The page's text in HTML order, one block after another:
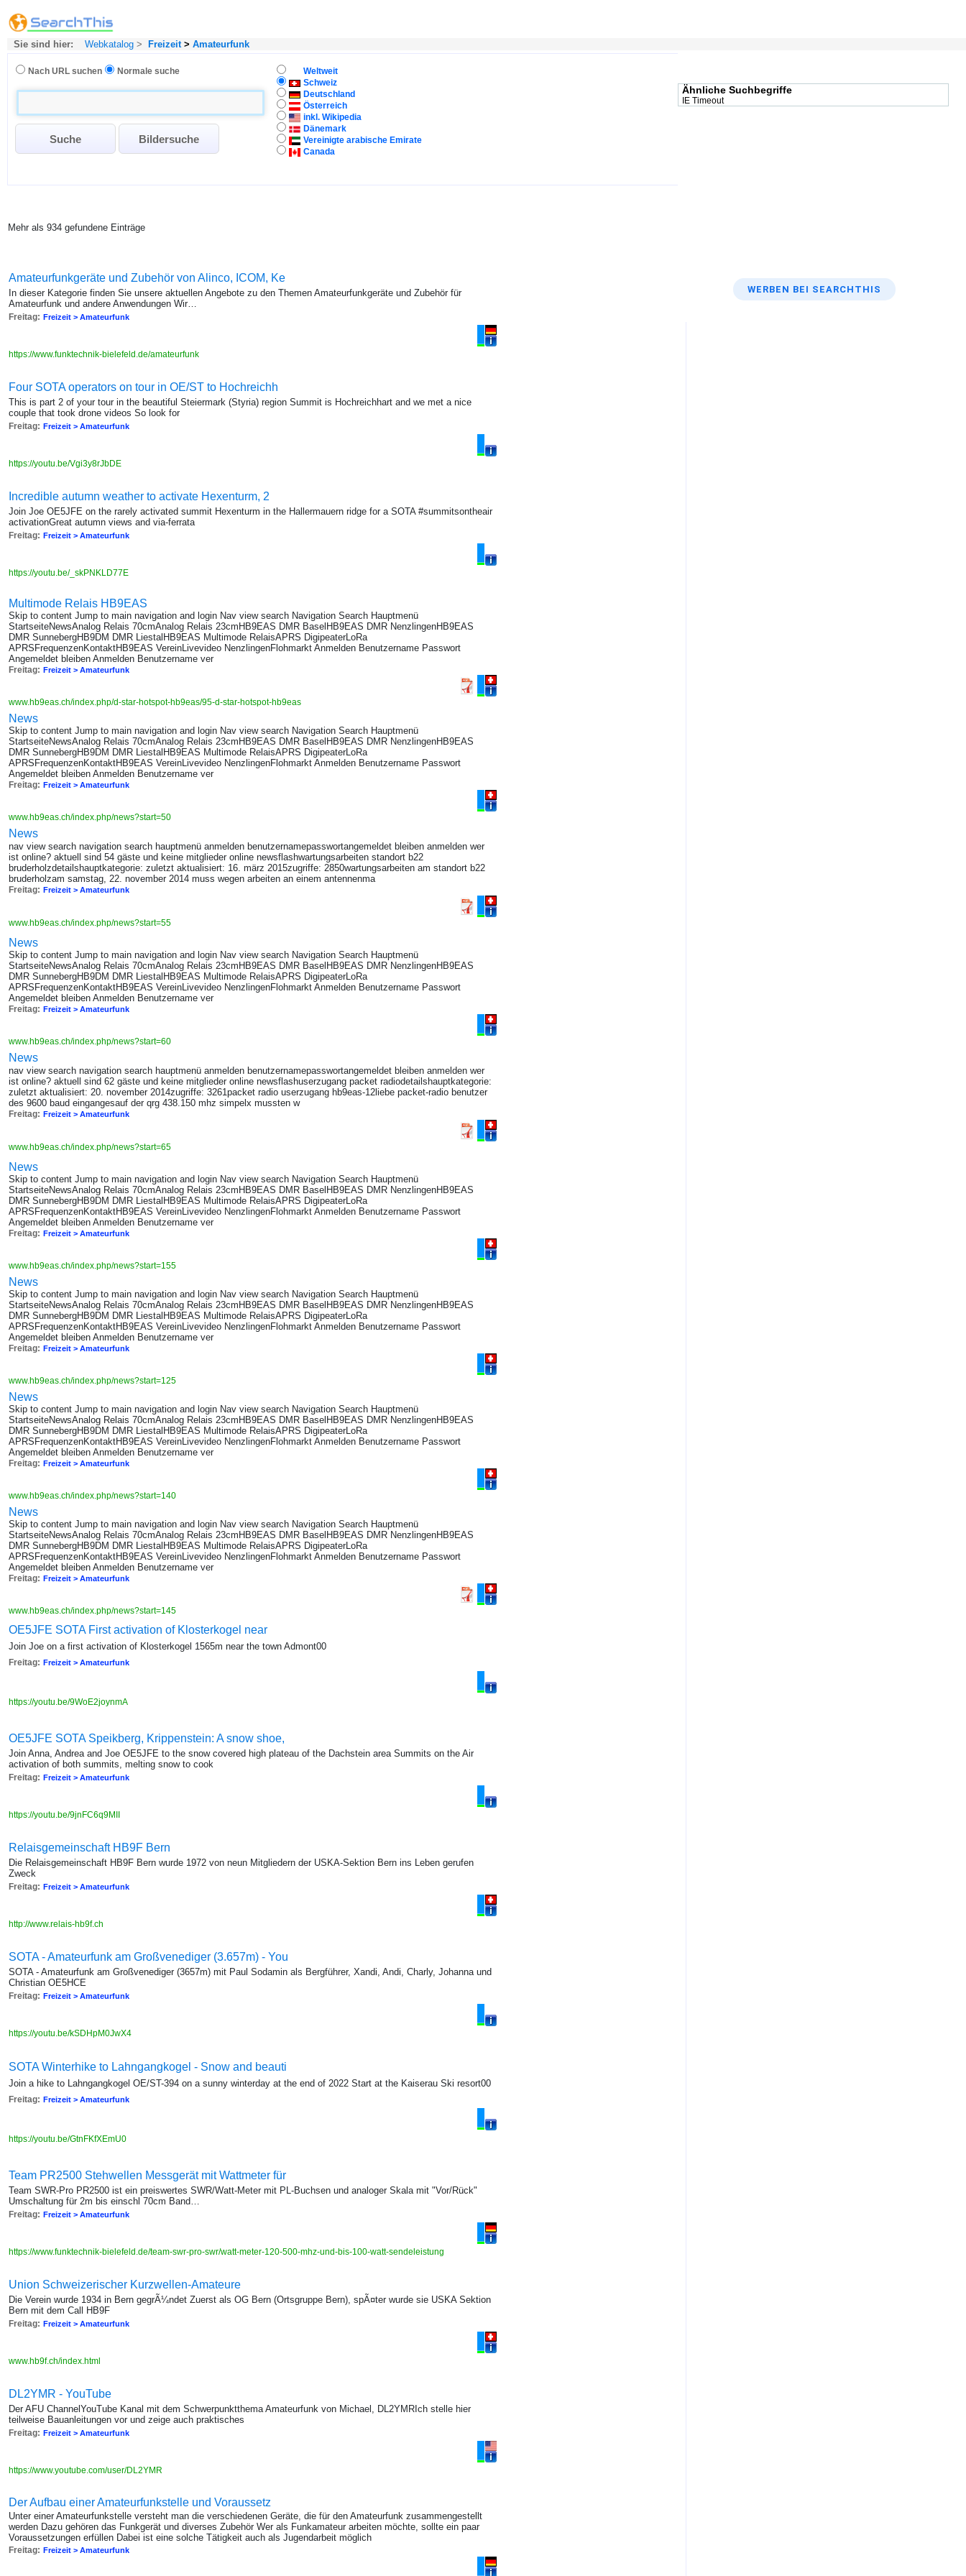
Sie sind hier: Webkatalog > Freizeit> Amateurfunk
Nach URL suchen Normale suche
Weltweit
Schweiz
Deutschland
Österreich
inkl. Wikipedia
Dänemark
Vereinigte arabische Emirate
Canada
Mehr als 934 gefundene Einträge
Amateurfunkgeräte und Zubehör von Alinco, ICOM, Ke
In dieser Kategorie finden Sie unsere aktuellen Angebote zu den Themen Amateurfunkgeräte und Zubehör für
Amateurfunk und andere Anwendungen Wir…
Freitag: Freizeit > Amateurfunk
https://www.funktechnik-bielefeld.de/amateurfunk
Four SOTA operators on tour in OE/ST to Hochreichh
This is part 2 of your tour in the beautiful Steiermark (Styria) region Summit is Hochreichhart and we met a nice
couple that took drone videos So look for
Freitag: Freizeit > Amateurfunk
https://youtu.be/Vgi3y8rJbDE
Incredible autumn weather to activate Hexenturm, 2
Join Joe OE5JFE on the rarely activated summit Hexenturm in the Hallermauern ridge for a SOTA #summitsontheair
activationGreat autumn views and via-ferrata
Freitag: Freizeit > Amateurfunk
https://youtu.be/_skPNKLD77E
Multimode Relais HB9EAS
Skip to content Jump to main navigation and login Nav view search Navigation Search Hauptmenü
StartseiteNewsAnalog Relais 70cmAnalog Relais 23cmHB9EAS DMR BaselHB9EAS DMR NenzlingenHB9EAS
DMR SunnebergHB9DM DMR LiestalHB9EAS Multimode RelaisAPRS DigipeaterLoRa
APRSFrequenzenKontaktHB9EAS VereinLivevideo NenzlingenFlohmarkt Anmelden Benutzername Passwort
Angemeldet bleiben Anmelden Benutzername ver
Freitag: Freizeit > Amateurfunk
www.hb9eas.ch/index.php/d-star-hotspot-hb9eas/95-d-star-hotspot-hb9eas
News
Skip to content Jump to main navigation and login Nav view search Navigation Search Hauptmenü
StartseiteNewsAnalog Relais 70cmAnalog Relais 23cmHB9EAS DMR BaselHB9EAS DMR NenzlingenHB9EAS
DMR SunnebergHB9DM DMR LiestalHB9EAS Multimode RelaisAPRS DigipeaterLoRa
APRSFrequenzenKontaktHB9EAS VereinLivevideo NenzlingenFlohmarkt Anmelden Benutzername Passwort
Angemeldet bleiben Anmelden Benutzername ver
Freitag: Freizeit > Amateurfunk
www.hb9eas.ch/index.php/news?start=50
News
nav view search navigation search hauptmenü anmelden benutzernamepasswortangemeldet bleiben anmelden wer
ist online? aktuell sind 54 gäste und keine mitglieder online newsflashwartungsarbeiten standort b22
bruderholzdetailshauptkategorie: zuletzt aktualisiert: 16. märz 2015zugriffe: 2850wartungsarbeiten am standort b22
bruderholzam samstag, 22. november 2014 muss wegen arbeiten an einem antennenma
Freitag: Freizeit > Amateurfunk
www.hb9eas.ch/index.php/news?start=55
News
Skip to content Jump to main navigation and login Nav view search Navigation Search Hauptmenü
StartseiteNewsAnalog Relais 70cmAnalog Relais 23cmHB9EAS DMR BaselHB9EAS DMR NenzlingenHB9EAS
DMR SunnebergHB9DM DMR LiestalHB9EAS Multimode RelaisAPRS DigipeaterLoRa
APRSFrequenzenKontaktHB9EAS VereinLivevideo NenzlingenFlohmarkt Anmelden Benutzername Passwort
Angemeldet bleiben Anmelden Benutzername ver
Freitag: Freizeit > Amateurfunk
www.hb9eas.ch/index.php/news?start=60
News
nav view search navigation search hauptmenü anmelden benutzernamepasswortangemeldet bleiben anmelden wer
ist online? aktuell sind 62 gäste und keine mitglieder online newsflashuserzugang packet radiodetailshauptkategorie:
zuletzt aktualisiert: 20. november 2014zugriffe: 3261packet radio userzugang hb9eas-12liebe packet-radio benutzer
des 9600 baud eingangesauf der qrg 438.150 mhz simpelx mussten w
Freitag: Freizeit > Amateurfunk
www.hb9eas.ch/index.php/news?start=65
News
Skip to content Jump to main navigation and login Nav view search Navigation Search Hauptmenü
StartseiteNewsAnalog Relais 70cmAnalog Relais 23cmHB9EAS DMR BaselHB9EAS DMR NenzlingenHB9EAS
DMR SunnebergHB9DM DMR LiestalHB9EAS Multimode RelaisAPRS DigipeaterLoRa
APRSFrequenzenKontaktHB9EAS VereinLivevideo NenzlingenFlohmarkt Anmelden Benutzername Passwort
Angemeldet bleiben Anmelden Benutzername ver
Freitag: Freizeit > Amateurfunk
www.hb9eas.ch/index.php/news?start=155
News
Skip to content Jump to main navigation and login Nav view search Navigation Search Hauptmenü
StartseiteNewsAnalog Relais 70cmAnalog Relais 23cmHB9EAS DMR BaselHB9EAS DMR NenzlingenHB9EAS
DMR SunnebergHB9DM DMR LiestalHB9EAS Multimode RelaisAPRS DigipeaterLoRa
APRSFrequenzenKontaktHB9EAS VereinLivevideo NenzlingenFlohmarkt Anmelden Benutzername Passwort
Angemeldet bleiben Anmelden Benutzername ver
Freitag: Freizeit > Amateurfunk
www.hb9eas.ch/index.php/news?start=125
News
Skip to content Jump to main navigation and login Nav view search Navigation Search Hauptmenü
StartseiteNewsAnalog Relais 70cmAnalog Relais 23cmHB9EAS DMR BaselHB9EAS DMR NenzlingenHB9EAS
DMR SunnebergHB9DM DMR LiestalHB9EAS Multimode RelaisAPRS DigipeaterLoRa
APRSFrequenzenKontaktHB9EAS VereinLivevideo NenzlingenFlohmarkt Anmelden Benutzername Passwort
Angemeldet bleiben Anmelden Benutzername ver
Freitag: Freizeit > Amateurfunk
www.hb9eas.ch/index.php/news?start=140
News
Skip to content Jump to main navigation and login Nav view search Navigation Search Hauptmenü
StartseiteNewsAnalog Relais 70cmAnalog Relais 23cmHB9EAS DMR BaselHB9EAS DMR NenzlingenHB9EAS
DMR SunnebergHB9DM DMR LiestalHB9EAS Multimode RelaisAPRS DigipeaterLoRa
APRSFrequenzenKontaktHB9EAS VereinLivevideo NenzlingenFlohmarkt Anmelden Benutzername Passwort
Angemeldet bleiben Anmelden Benutzername ver
Freitag: Freizeit > Amateurfunk
www.hb9eas.ch/index.php/news?start=145
OE5JFE SOTA First activation of Klosterkogel near
Join Joe on a first activation of Klosterkogel 1565m near the town Admont00
Freitag: Freizeit > Amateurfunk
https://youtu.be/9WoE2joynmA
OE5JFE SOTA Speikberg, Krippenstein: A snow shoe,
Join Anna, Andrea and Joe OE5JFE to the snow covered high plateau of the Dachstein area Summits on the Air
activation of both summits, melting snow to cook
Freitag: Freizeit > Amateurfunk
https://youtu.be/9jnFC6q9MII
Relaisgemeinschaft HB9F Bern
Die Relaisgemeinschaft HB9F Bern wurde 1972 von neun Mitgliedern der USKA-Sektion Bern ins Leben gerufen
Zweck
Freitag: Freizeit > Amateurfunk
http://www.relais-hb9f.ch
SOTA - Amateurfunk am Großvenediger (3.657m) - You
SOTA - Amateurfunk am Großvenediger (3657m) mit Paul Sodamin als Bergführer, Xandi, Andi, Charly, Johanna und
Christian OE5HCE
Freitag: Freizeit > Amateurfunk
https://youtu.be/kSDHpM0JwX4
SOTA Winterhike to Lahngangkogel - Snow and beauti
Join a hike to Lahngangkogel OE/ST-394 on a sunny winterday at the end of 2022 Start at the Kaiserau Ski resort00
Freitag: Freizeit > Amateurfunk
https://youtu.be/GtnFKfXEmU0
Team PR2500 Stehwellen Messgerät mit Wattmeter für
Team SWR-Pro PR2500 ist ein preiswertes SWR/Watt-Meter mit PL-Buchsen und analoger Skala mit "Vor/Rück"
Umschaltung für 2m bis einschl 70cm Band…
Freitag: Freizeit > Amateurfunk
https://www.funktechnik-bielefeld.de/team-swr-pro-swr/watt-meter-120-500-mhz-und-bis-100-watt-sendeleistung
Union Schweizerischer Kurzwellen-Amateure
Die Verein wurde 1934 in Bern gegrÃ¼ndet Zuerst als OG Bern (Ortsgruppe Bern), spÃ¤ter wurde sie USKA Sektion
Bern mit dem Call HB9F
Freitag: Freizeit > Amateurfunk
www.hb9f.ch/index.html
DL2YMR - YouTube
Der AFU ChannelYouTube Kanal mit dem Schwerpunktthema Amateurfunk von Michael, DL2YMRIch stelle hier
teilweise Bauanleitungen vor und zeige auch praktisches
Freitag: Freizeit > Amateurfunk
https://www.youtube.com/user/DL2YMR
Der Aufbau einer Amateurfunkstelle und Voraussetz
Unter einer Amateurfunkstelle versteht man die verschiedenen Geräte, die für den Amateurfunk zusammengestellt
werden Dazu gehören das Funkgerät und diverses Zubehör Wer als Funkamateur arbeiten möchte, sollte ein paar
Voraussetzungen erfüllen Dabei ist eine solche Tätigkeit auch als Jugendarbeit möglich
Freitag: Freizeit > Amateurfunk